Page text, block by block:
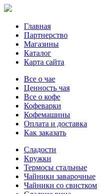
Главная
Партнерство
Магазины
Каталог
Карта сайта
Все о чае
Ценность чая
Все о кофе
Кофеварки
Кофемашины
Оплата и доставка
Как заказать
Сладости
Кружки
Термосы стальные
Чайники заварочные
Чайники со свистком